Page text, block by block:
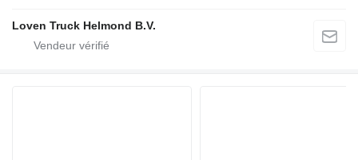
Loven Truck Helmond B.V.